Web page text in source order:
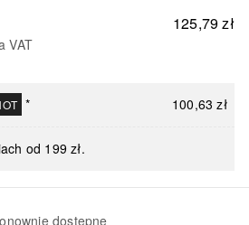
125,79 zł
VAT
* 100,63 zł
od 199 zł.
dostępne